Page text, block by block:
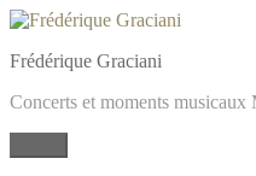
Frédérique Graciani
Concerts et moments musicaux